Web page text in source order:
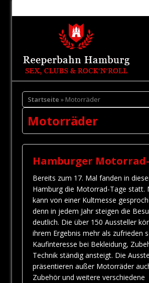
Startseite » Motorräder
Motorräder
Hamburger
Bereits zum 17. Mal fanden in
Hamburg die Motorrad-Tage statt.
kann von einer Kultmesse
denn in jedem Jahr steigen die
deutlich. Die über 150 Aussteller
ihrem Ergebnis mehr als zufrieden
Kaufinteresse bei Bekleidung,
Technik ständig ansteigt. Die
präsentieren außer Motorräder
Zubehör und weitere verschiedene